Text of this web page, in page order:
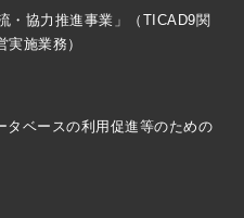
・協力推進事業」（TICAD9関
施業務）
タベースの利用促進等のための